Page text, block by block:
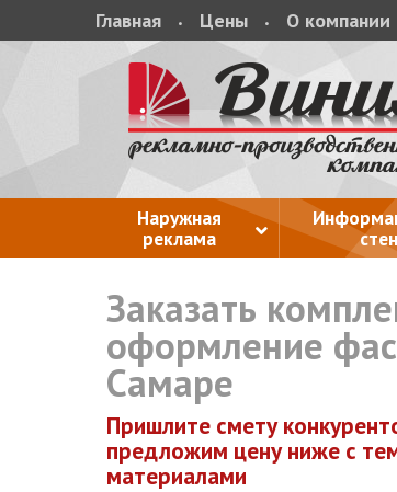
Главная Цены О компании
Наружная
реклама
Заказать
оформление
Самаре
Пришлите смету
предложим цену ниже с
материалами